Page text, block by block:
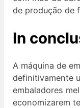
de produção de
In c
A máquina de
definitivamente
embaladores
economizarem